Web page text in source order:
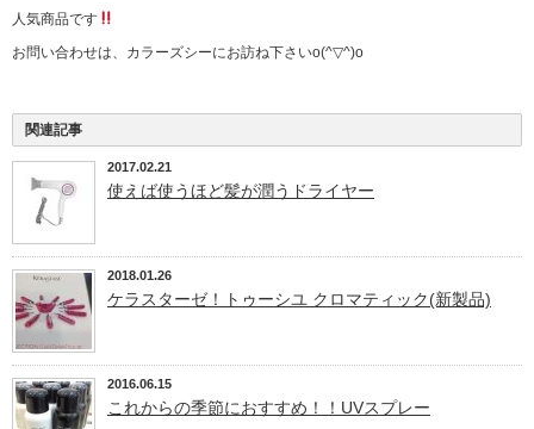
人気商品です
お問い合わせは、カラーズシーにお訪ね下さいo(^▽^)o
関連記事
2017.02.21
使えば使うほど髪が潤うドライヤー
2018.01.26
ケラスターゼ！トゥーシユ クロマティック(新製品)
2016.06.15
これからの季節におすすめ！！UVスプレー